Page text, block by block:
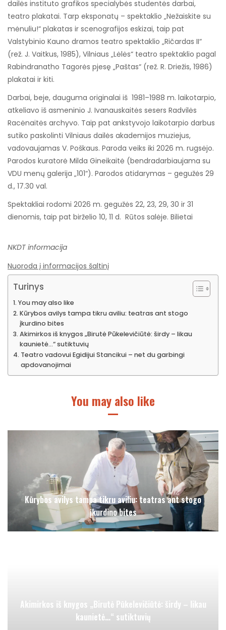
dailės instituto grafikos specialybės studentės darbai,
teatro plakatai. Tarp eksponatų – spektaklio „Nežaiskite su
mėnuliu!“ plakatas ir scenografijos eskizai, taip pat
Valstybinio Kauno dramos teatro spektaklio „Ričardas II“
(rež. J. Vaitkus, 1985), Vilniaus „Lėlės“ teatro spektaklio pagal
Rabindranatho Tagorės pjesę „Paštas“ (rež. R. Driežis, 1986)
plakatai ir kiti.
Darbai, beje, dauguma originalai iš 1981–1988 m. laikotarpio,
atkeliavo iš asmeninio J. Ivanauskaitės sesers Radvilės
Racėnaitės archyvo. Taip pat ankstyvojo laikotarpio darbus
sutiko paskolinti Vilniaus dailės akademijos muziejus,
vadovaujamas V. Poškaus. Paroda veiks iki 2026 m. rugsėjo.
Parodos kuratorė Milda Gineikaitė (bendradarbiaujama su
VDU menų galerija „101“). Parodos atidarymas – gegužės 29
d., 17.30 val.
Spektakliai rodomi 2026 m. gegužės 22, 23, 29, 30 ir 31
dienomis, taip pat birželio 10, 11 d. Rūtos salėje. Bilietai
NKDT informacija
Nuoroda į informacijos šaltinį
Turinys
You may also like
Kūrybos avilys tampa tikru aviliu: teatras ant stogo
įkurdino bites
Akimirkos iš knygos „Birutė Pūkelevičiūtė: širdy – likau
kaunietė…“ sutiktuvių
Teatro vadovui Egidijui Stancikui – net du garbingi
apdovanojimai
You may also like
Kūrybos avilys tampa tikru aviliu: teatras ant stogo
įkurdino bites
Akimirkos iš knygos „Birutė Pūkelevičiūtė: širdy – likau
kaunietė…“ sutiktuvių